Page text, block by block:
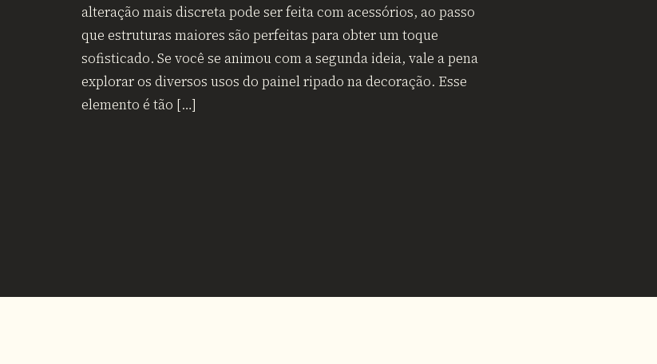
alteração mais discreta pode ser feita com acessórios, ao passo
que estruturas maiores são perfeitas para obter um toque
sofisticado. Se você se animou com a segunda ideia, vale a pena
explorar os diversos usos do painel ripado na decoração. Esse
elemento é tão […]